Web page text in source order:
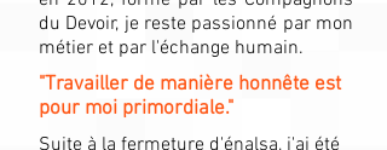
du Devoir, je reste passionné par mon
métier et par l'échange humain.
"Travailler de manière honnête est
pour moi primordiale."
Suite à la fermeture d'énalsa, j'ai été